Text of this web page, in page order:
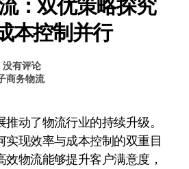
：双优策略探究
控制并行
没有评论
商务物流
实现效率与成本控制的双重目
物流能够提升客户满意度，